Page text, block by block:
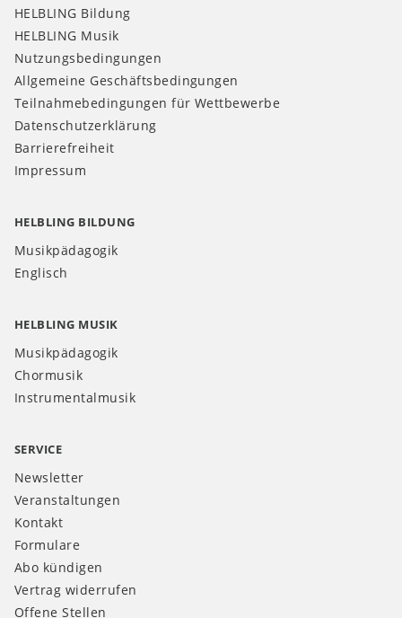
HELBLING Bildung
HELBLING Musik
Nutzungsbedingungen
Allgemeine Geschäftsbedingungen
Teilnahmebedingungen für Wettbewerbe
Datenschutzerklärung
Barrierefreiheit
Impressum
HELBLING BILDUNG
Musikpädagogik
Englisch
HELBLING MUSIK
Musikpädagogik
Chormusik
Instrumentalmusik
SERVICE
Newsletter
Veranstaltungen
Kontakt
Formulare
Abo kündigen
Vertrag widerrufen
Offene Stellen